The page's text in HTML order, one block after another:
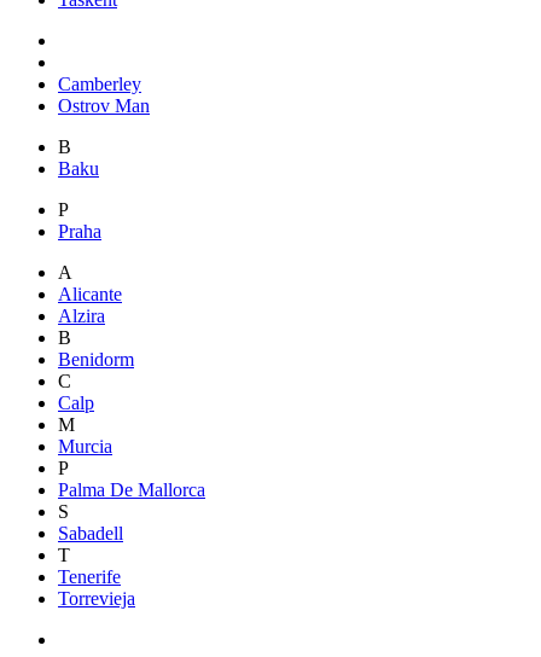
Camberley
Ostrov Man
B
Baku
P
Praha
A
Alicante
Alzira
B
Benidorm
C
Calp
M
Murcia
P
Palma De Mallorca
S
Sabadell
T
Tenerife
Torrevieja